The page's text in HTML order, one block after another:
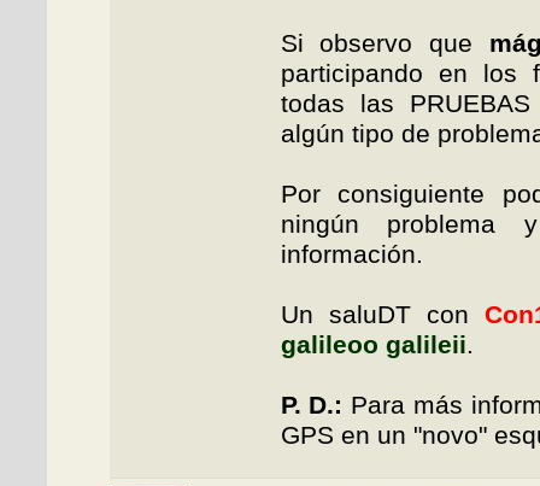
Si observo que
participando en los
todas las
algún tipo de
Por consiguiente
ningún
información.
Un saluDT con
galileoo galileii.
P. D.: Para más
GPS en un "novo"